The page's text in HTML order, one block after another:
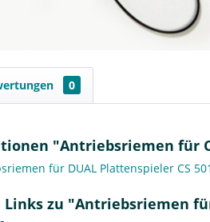
0
"Antriebsriemen für
für DUAL Plattenspieler CS
zu "Antriebsriemen